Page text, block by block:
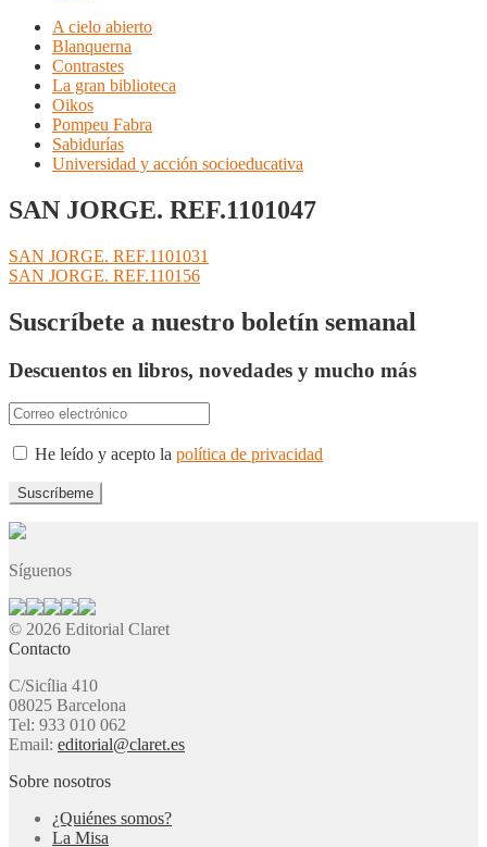
A cielo abierto
Blanquerna
Contrastes
La gran biblioteca
Oikos
Pompeu Fabra
Sabidurías
Universidad y acción socioeducativa
SAN JORGE. REF.1101047
Navegación
de
entradas
Anterior:
SAN JORGE. REF.1101031
Siguiente:
SAN JORGE. REF.110156
Suscríbete a nuestro boletín semanal
Descuentos en libros, novedades y mucho más
He leído y acepto la política de privacidad
Síguenos
© 2026 Editorial Claret
Contacto
C/Sicília 410
08025 Barcelona
Tel: 933 010 062
Email: editorial@claret.es
Sobre nosotros
¿Quiénes somos?
La Misa